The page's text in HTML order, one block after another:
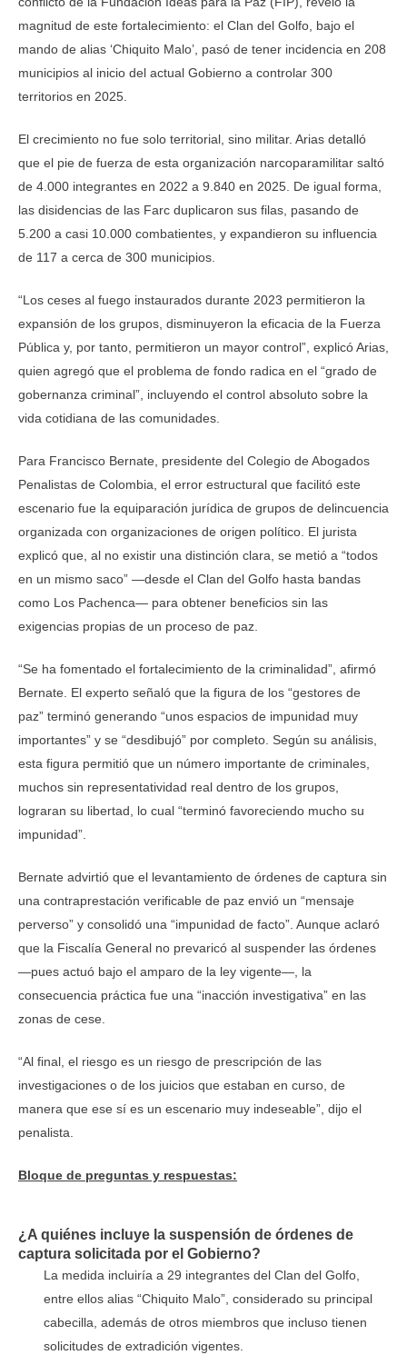
magnitud de este fortalecimiento: el Clan del Golfo, bajo el
mando de alias ‘Chiquito Malo’, pasó de tener incidencia en 208
municipios al inicio del actual Gobierno a controlar 300
territorios en 2025.
El crecimiento no fue solo territorial, sino militar. Arias detalló
que el pie de fuerza de esta organización narcoparamilitar saltó
de 4.000 integrantes en 2022 a 9.840 en 2025. De igual forma,
las disidencias de las Farc duplicaron sus filas, pasando de
5.200 a casi 10.000 combatientes, y expandieron su influencia
de 117 a cerca de 300 municipios.
“Los ceses al fuego instaurados durante 2023 permitieron la
expansión de los grupos, disminuyeron la eficacia de la Fuerza
Pública y, por tanto, permitieron un mayor control”, explicó Arias,
quien agregó que el problema de fondo radica en el “grado de
gobernanza criminal”, incluyendo el control absoluto sobre la
vida cotidiana de las comunidades.
Para Francisco Bernate, presidente del Colegio de Abogados
Penalistas de Colombia, el error estructural que facilitó este
escenario fue la equiparación jurídica de grupos de delincuencia
organizada con organizaciones de origen político. El jurista
explicó que, al no existir una distinción clara, se metió a “todos
en un mismo saco” —desde el Clan del Golfo hasta bandas
como Los Pachenca— para obtener beneficios sin las
exigencias propias de un proceso de paz.
“Se ha fomentado el fortalecimiento de la criminalidad”, afirmó
Bernate. El experto señaló que la figura de los “gestores de
paz” terminó generando “unos espacios de impunidad muy
importantes” y se “desdibujó” por completo. Según su análisis,
esta figura permitió que un número importante de criminales,
muchos sin representatividad real dentro de los grupos,
lograran su libertad, lo cual “terminó favoreciendo mucho su
impunidad”.
Bernate advirtió que el levantamiento de órdenes de captura sin
una contraprestación verificable de paz envió un “mensaje
perverso” y consolidó una “impunidad de facto”. Aunque aclaró
que la Fiscalía General no prevaricó al suspender las órdenes
—pues actuó bajo el amparo de la ley vigente—, la
consecuencia práctica fue una “inacción investigativa” en las
zonas de cese.
“Al final, el riesgo es un riesgo de prescripción de las
investigaciones o de los juicios que estaban en curso, de
manera que ese sí es un escenario muy indeseable”, dijo el
penalista.
Bloque de preguntas y respuestas:
¿A quiénes incluye la suspensión de órdenes de
captura solicitada por el Gobierno?
La medida incluiría a 29 integrantes del Clan del Golfo,
entre ellos alias “Chiquito Malo”, considerado su principal
cabecilla, además de otros miembros que incluso tienen
solicitudes de extradición vigentes.